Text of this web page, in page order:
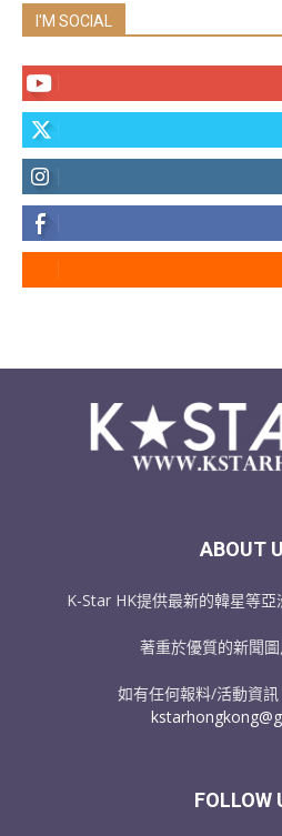
I'M SOCIAL
ABOUT
K-Star HK提供最新的韓星等
著重於優質的新聞圖
如有任何報料/活動資訊
FOLLOW